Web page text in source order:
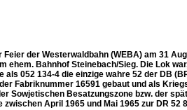
der Westerwaldbahn (WEBA) am 31
ehem. Bahnhof Steinebach/Sieg. Die Lok
052 134‐4 die einzige wahre 52 der DB
Fabriknummer 16591 gebaut und als
Sowjetischen Besatzungszone bzw. der
April 1965 und Mai 1965 zur DR 52